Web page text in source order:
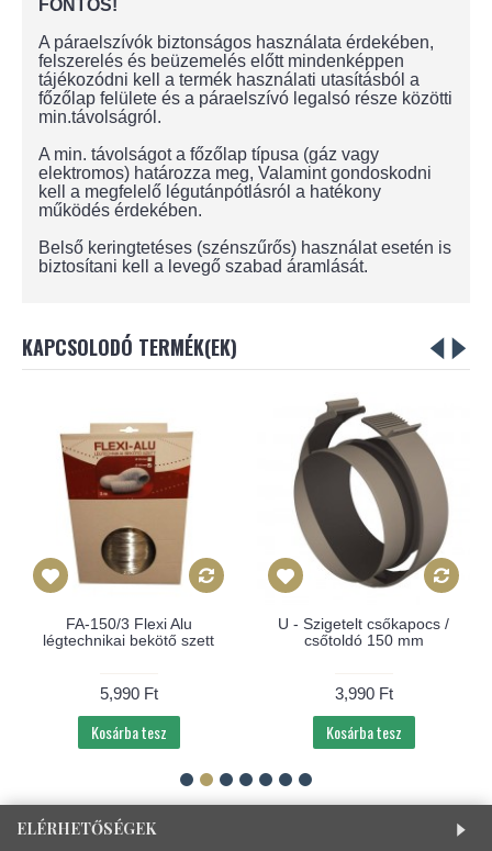
FONTOS!
A páraelszívók biztonságos használata érdekében,
felszerelés és beüzemelés előtt mindenképpen
tájékozódni kell a termék használati utasításból a
főzőlap felülete és a páraelszívó legalsó része közötti
min.távolságról.
A min. távolságot a főzőlap típusa (gáz vagy
elektromos) határozza meg, Valamint gondoskodni
kell a megfelelő légutánpótlásról a hatékony
működés érdekében.
Belső keringtetéses (szénszűrős) használat esetén is
biztosítani kell a levegő szabad áramlását.
KAPCSOLODÓ TERMÉK(EK)
FA-150/3 Flexi Alu
légtechnikai bekötő szett
5,990 Ft
Kosárba tesz
U - Szigetelt csőkapocs /
csőtoldó 150 mm
3,990 Ft
Kosárba tesz
ELÉRHETŐSÉGEK